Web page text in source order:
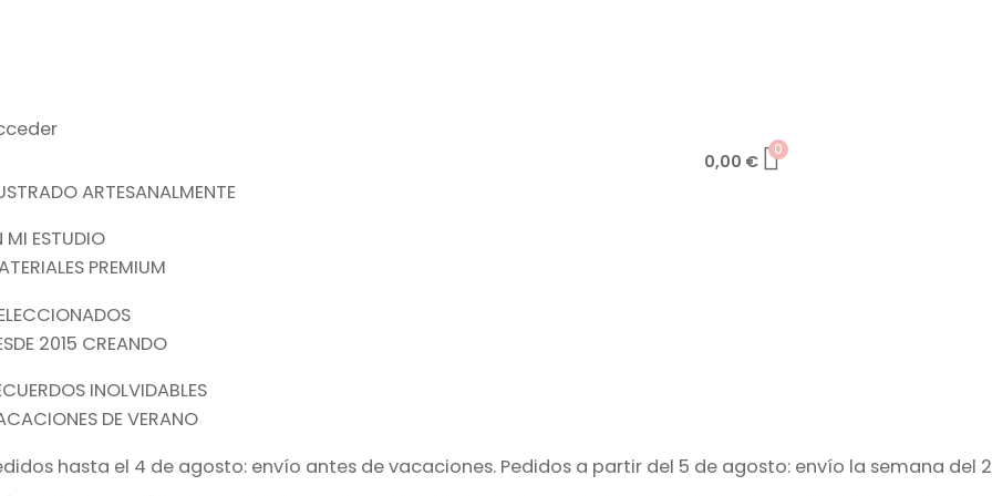
0,00 €
0
ARTESANALMENTE
MI ESTUDIO
PREMIUM
2015 CREANDO
INOLVIDABLES
DE VERANO
hasta el 4 de agosto: envío antes de vacaciones. Pedidos a partir del 5 de agosto: envío la semana del